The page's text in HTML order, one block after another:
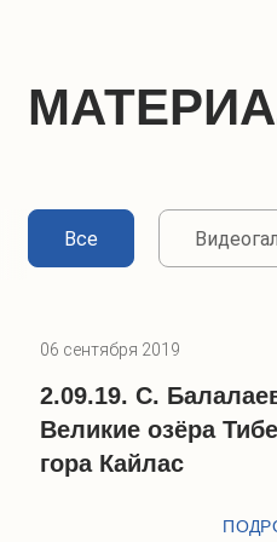
Все
06 сентября 2019
2.09.19. С.
Великие озёра
гора Кайлас